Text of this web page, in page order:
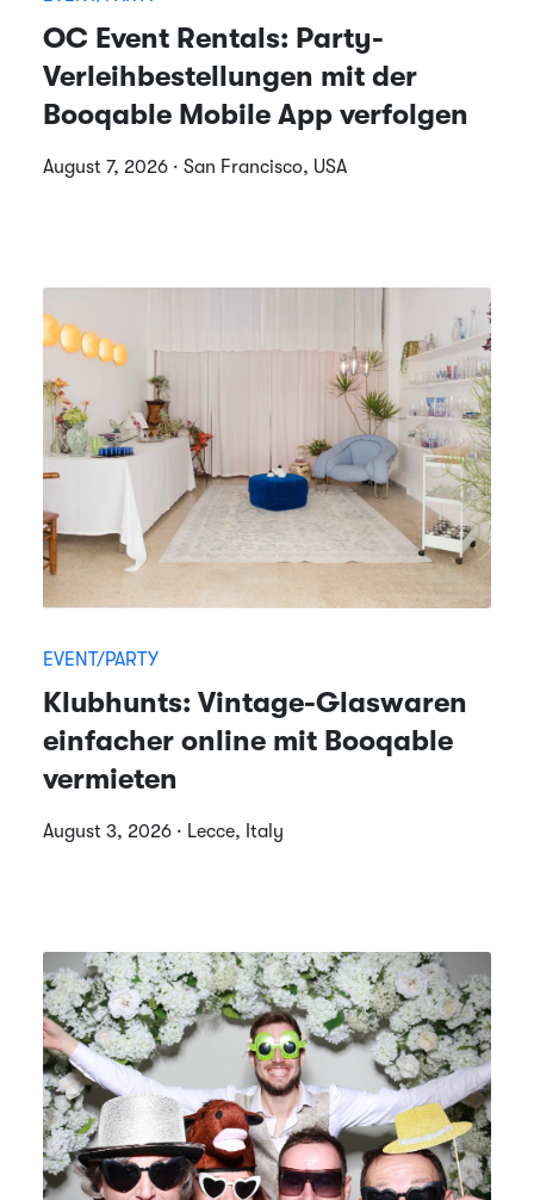
OC Event Rentals: Party-
Verleihbestellungen mit der
Booqable Mobile App verfolgen
August 7, 2026 · San Francisco, USA
EVENT/PARTY
Klubhunts: Vintage-Glaswaren
einfacher online mit Booqable
vermieten
August 3, 2026 · Lecce, Italy